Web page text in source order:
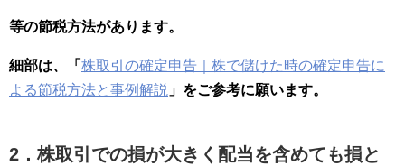
等の節税方法があります。
細部は、「 株取引の確定申告｜株で儲けた時の確定申告に
よる節税方法と事例解説 」をご参考に願います。
2．株取引での損が大きく配当を含めても損と